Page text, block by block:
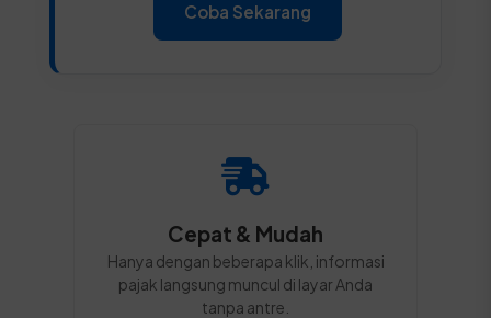
Coba Sekarang
Cepat & Mudah
Hanya dengan beberapa klik, informasi
pajak langsung muncul di layar Anda
tanpa antre.